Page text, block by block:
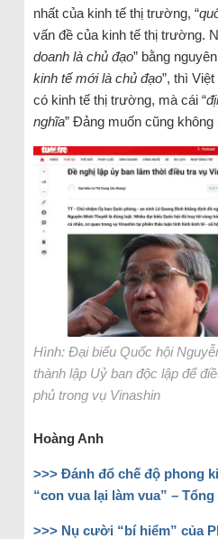
nhất của kinh tế thị trường, “
vấn đề của kinh tế thị trường.
doanh là chủ đạo” bằng
kinh tế mới là chủ đạo”, thì
có kinh tế thị trường, mà cái “
nghĩa” Đảng muốn cũng không
Hình: Đại biểu Quốc hội
thành lập Uỷ ban độc lập để
phủ trong vụ Vinashin
Hoàng Anh
>>> Đánh đổ chế độ phong
“con vua lại làm vua” –
>>> Nụ cười “bí hiểm” của